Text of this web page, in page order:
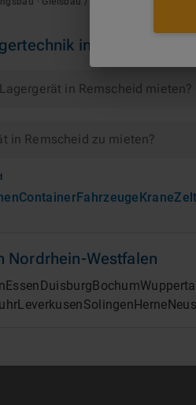
in
in Remscheid mieten?
in Remscheid zu mieten?
ContainerFahrzeugeKrane
Nordrhein-Westfalen
EssenDuisburgBochum
LeverkusenSolingenHerne